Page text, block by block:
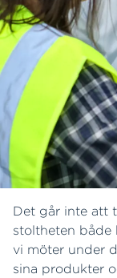
Det går inte att
stoltheten både
vi möter under
sina produkter